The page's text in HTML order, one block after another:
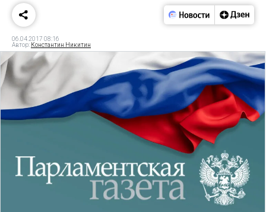
06.04.2017 08:16
Автор: Константин Никитин